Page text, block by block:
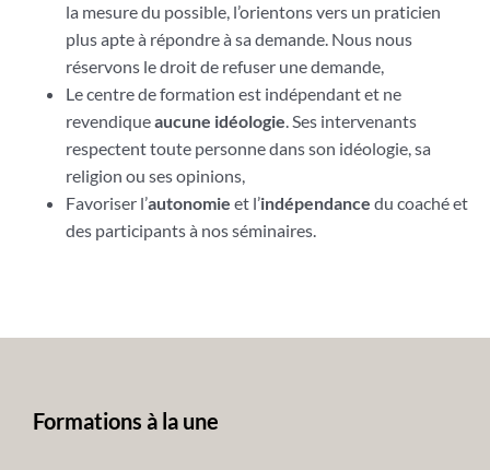
la mesure du possible, l’orientons vers un praticien
plus apte à répondre à sa demande. Nous nous
réservons le droit de refuser une demande,
Le centre de formation est indépendant et ne
revendiqueaucune idéologie. Ses intervenants
respectent toute personne dans son idéologie, sa
religion ou ses opinions,
Favoriser l’autonomie et l’indépendance du coaché et
des participants à nos séminaires.
Formations à la une